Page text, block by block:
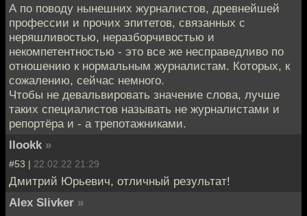
А по поводу нынешних журналистов, древнейшей
профессии и прочих эпитетов, связанных с
неряшливостью, неразборчивостью и
некомпетентностью - это все же несправедливо по
отношению к нормальным журналистам. Которых, к
сожалению, сейчас немного.
Чтобы не девальвировать значение слова, лучше
таких специалистов называть не журналистами и
репортёра и - а трепотажниками.
llookk »
#53 | 22.02.22 21:29
Дмитрий Юрьевич, отличный результат!
Alex Slivker »